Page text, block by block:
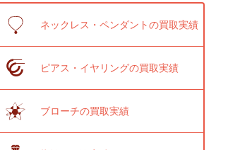
ネックレス・ペンダントの買取実績
ピアス・イヤリングの買取実績
ブローチの買取実績